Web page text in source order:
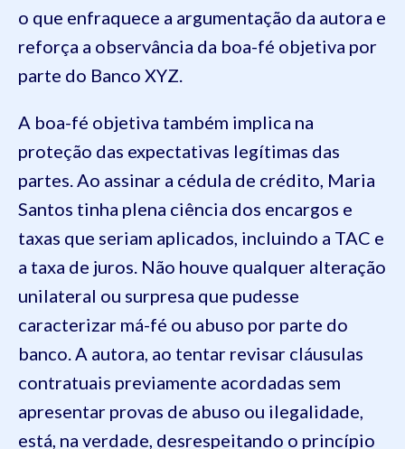
o que enfraquece a argumentação da autora e
reforça a observância da boa-fé objetiva por
parte do Banco XYZ.
A boa-fé objetiva também implica na
proteção das expectativas legítimas das
partes. Ao assinar a cédula de crédito, Maria
Santos tinha plena ciência dos encargos e
taxas que seriam aplicados, incluindo a TAC e
a taxa de juros. Não houve qualquer alteração
unilateral ou surpresa que pudesse
caracterizar má-fé ou abuso por parte do
banco. A autora, ao tentar revisar cláusulas
contratuais previamente acordadas sem
apresentar provas de abuso ou ilegalidade,
está, na verdade, desrespeitando o princípio